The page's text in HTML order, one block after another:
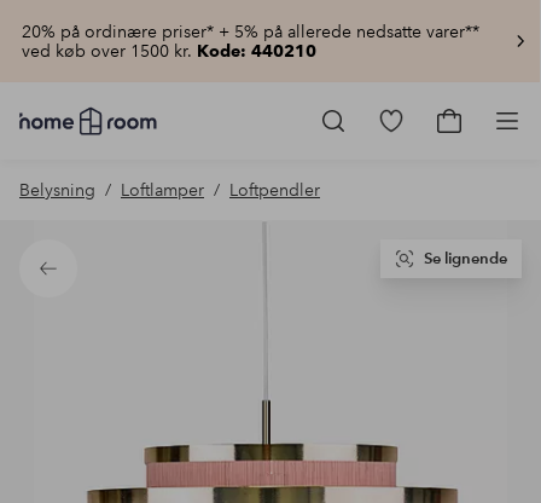
20% på ordinære priser* + 5% på allerede nedsatte varer**
ved køb over 1500 kr. Kode: 440210
Homeroom
–
hjemmet
pris
Gå
Gå
Belysning Loftlamper Loftpendler
Tilbage
Se lignende